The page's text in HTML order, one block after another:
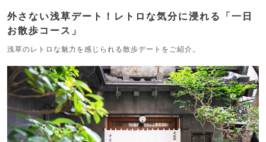
外さない浅草デート！レトロな気分に浸れる「一日
お散歩コース」
浅草のレトロな魅力を感じられる散歩デートをご紹介。